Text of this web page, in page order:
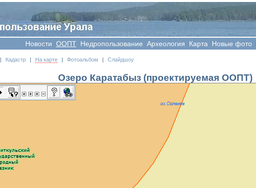
Новости OOПT Недропользование Археология Карта Новые фото
| Кадастр | На карте | Фотоальбом | Слайдшоу
Озеро Каратабыз (проектируемая ООПТ)